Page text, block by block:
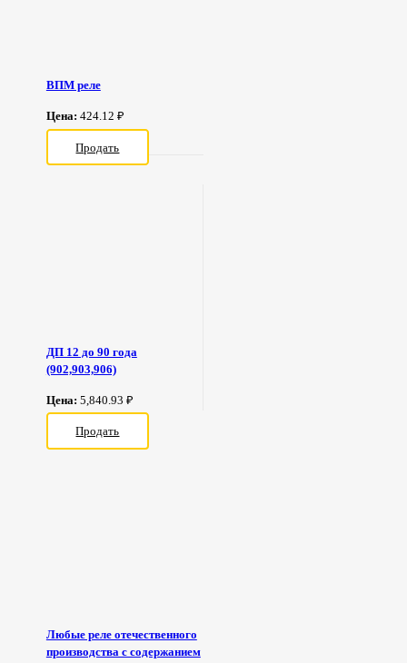
ВПМ реле
Цена: 424.12 ₽
Продать
ДП 12 до 90 года
(902,903,906)
Цена: 5,840.93 ₽
Продать
Любые реле отечественного
производства с содержанием